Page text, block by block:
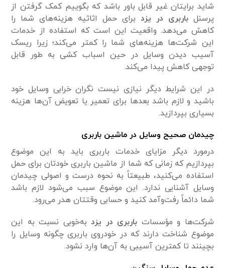
شاید برایتان غیر قابل باور باشد که بگوییم کمک گرفتن از
پرسنلباربری در یزد برای حمل اثاثیه هزینه‌های شما را
کاهش می‌دهد. واقعیت این است که استفاده از خدمات
این شرکت‌ها هزینه‌های شما را کمتر می‌کند؛ زیرا ریسک
آسیب دیدن وسایل در حین اسباب کشی به طور قابل
توجهی کاهش پیدا می‌کند.
در این شرایط دیگر نیازی نیست نگران خرابی وسایل خود
باشید و لازم باشد بعدها برای تعمیر یا تعویض آن‌ها هزینه
بسیاری بپردازید.
چیدمان صحیح وسایل در ماشین باربری
درمورد دیگر مزایای خدمات باربری باید به این موضوع
بپردازیم که زمانی که شما از ماشین باربری خودتان برای حمل
استفاده می‌کنید، طبیعتاً به نحوه درست و اصولی چیدمان
وسایل آشنایی ندارد. این موضوع سبب می‌شود لازم باشد
شما دائماً رفت‌وآمد کنید و حسابی وقتتان هدر می‌رود.
شرکت‌ها و مؤسسات باربری در یزد به‌خوبی نسبت به این
موضوع شناخت دارند که در خودروی باربری چگونه وسایل را
بچینند تا کمترین آسیبی به آن‌ها وارد نشود.